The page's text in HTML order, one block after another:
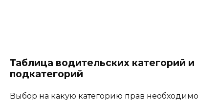
Таблица водительских категорий и
подкатегорий
Выбор на какую категорию прав необходимо